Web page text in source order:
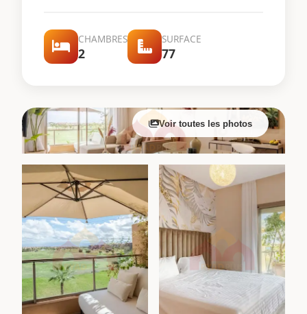
CHAMBRES
2
SURFACE
77
Voir toutes les photos